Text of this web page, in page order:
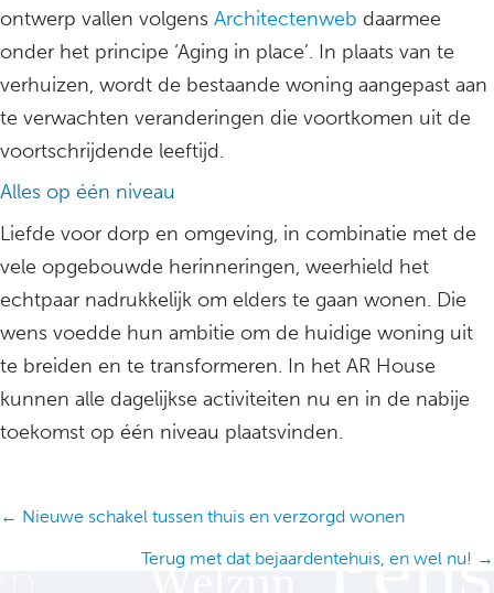
ontwerp vallen volgens Architectenweb daarmee
onder het principe ‘Aging in place’. In plaats van te
verhuizen, wordt de bestaande woning aangepast aan
te verwachten veranderingen die voortkomen uit de
voortschrijdende leeftijd.
Alles op één niveau
Liefde voor dorp en omgeving, in combinatie met de
vele opgebouwde herinneringen, weerhield het
echtpaar nadrukkelijk om elders te gaan wonen. Die
wens voedde hun ambitie om de huidige woning uit
te breiden en te transformeren. In het AR House
kunnen alle dagelijkse activiteiten nu en in de nabije
toekomst op één niveau plaatsvinden.
Posts
← Nieuwe schakel tussen thuis en verzorgd wonen
Terug met dat bejaardentehuis, en wel nu! →